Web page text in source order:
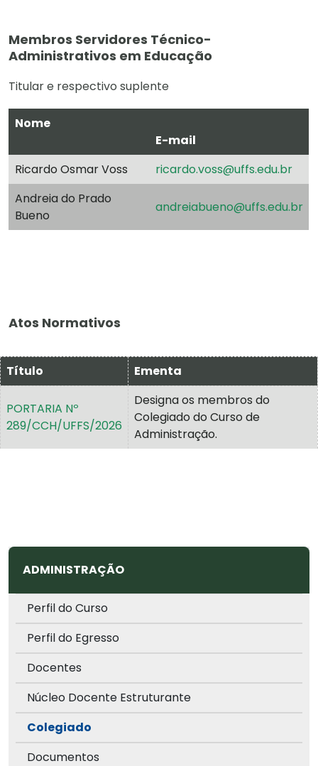
Membros Servidores Técnico-
Administrativos em Educação
Titular e respectivo suplente
Nome
E-mail
Ricardo Osmar Voss
ricardo.voss@uffs.edu.br
Andreia do Prado
Bueno
andreiabueno@uffs.edu.br
Atos Normativos
Título Ementa
PORTARIA Nº
289/CCH/UFFS/2026
Designa os membros do
Colegiado do Curso de
Administração.
ADMINISTRAÇÃO
Perfil do Curso
Perfil do Egresso
Docentes
Núcleo Docente Estruturante
Colegiado
Documentos